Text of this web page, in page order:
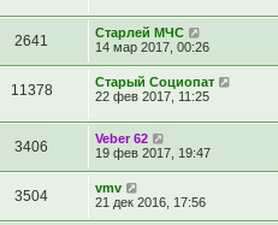
2641
Старлей МЧС
14 мар 2017, 00:26
11378
Старый Социопат
22 фев 2017, 11:25
3406
Veber 62
19 фев 2017, 19:47
3504
vmv
21 дек 2016, 17:56